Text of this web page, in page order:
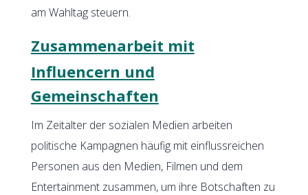
am Wahltag steuern.
Zusammenarbeit mit
Influencern und
Gemeinschaften
Im Zeitalter der sozialen Medien arbeiten
politische Kampagnen häufig mit einflussreichen
Personen aus den Medien, Filmen und dem
Entertainment zusammen, um ihre Botschaften zu